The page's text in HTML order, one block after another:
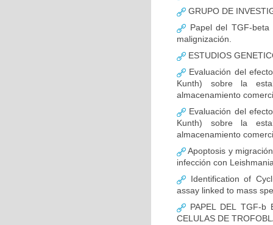
GRUPO DE
Papel del TGF-
malignización.
ESTUDIOS
Evaluación del
Kunth) sobre la
almacenamiento
Evaluación del
Kunth) sobre la
almacenamiento
Apoptosis y
infección con
Identification of
assay linked to mass
PAPEL DEL TGF-b
CELULAS DE